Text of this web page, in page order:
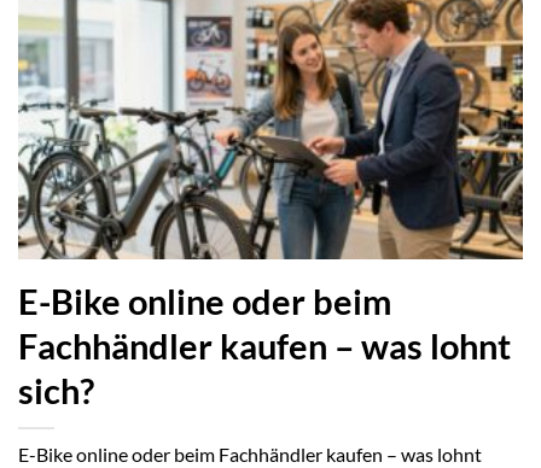
E-Bike online oder beim
Fachhändler kaufen – was lohnt
sich?
E-Bike online oder beim Fachhändler kaufen – was lohnt